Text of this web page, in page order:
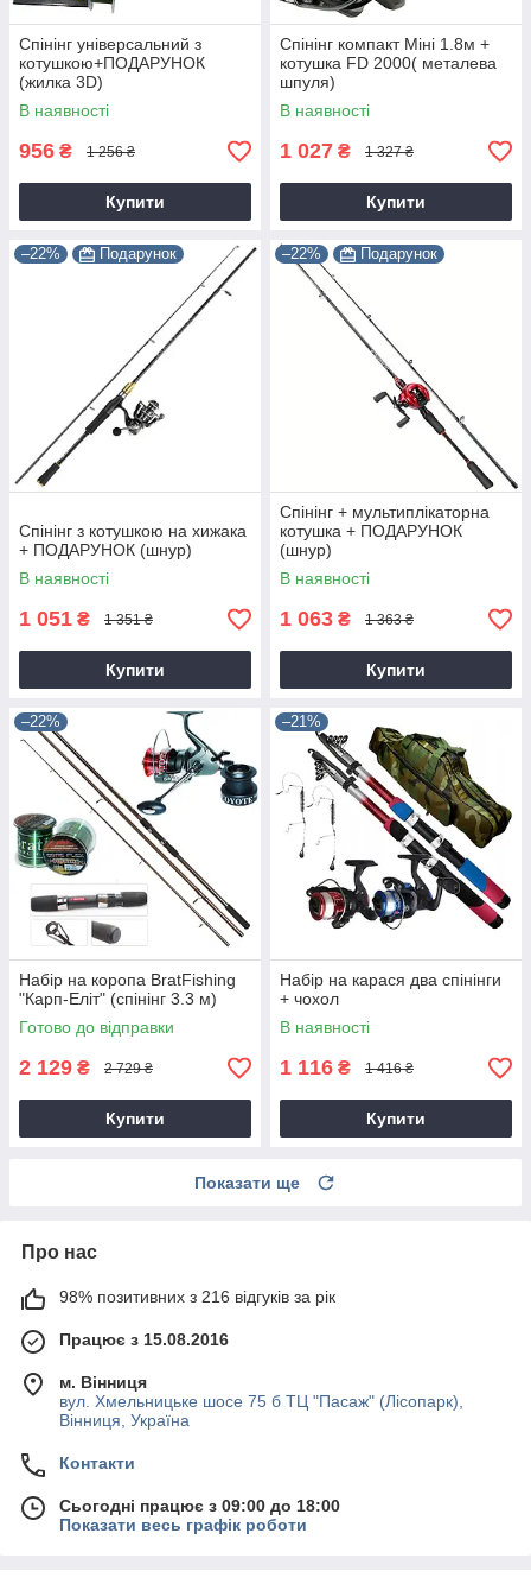
Спінінг універсальний з
котушкою+ПОДАРУНОК
(жилка 3D)
В наявності
956 ₴ 1 256 ₴
Купити
Спінінг компакт Міні 1.8м +
котушка FD 2000( металева
шпуля)
В наявності
1 027 ₴ 1 327 ₴
Купити
–22% Подарунок
Спінінг з котушкою на хижака
+ ПОДАРУНОК (шнур)
В наявності
1 051 ₴ 1 351 ₴
Купити
–22% Подарунок
Спінінг + мультиплікаторна
котушка + ПОДАРУНОК
(шнур)
В наявності
1 063 ₴ 1 363 ₴
Купити
–22%
Набір на коропа BratFishing
"Карп-Еліт" (спінінг 3.3 м)
Готово до відправки
2 129 ₴ 2 729 ₴
Купити
–21%
Набір на карася два спінінги
+ чохол
В наявності
1 116 ₴ 1 416 ₴
Купити
Показати ще
Про нас
98% позитивних з 216 відгуків за рік
Працює з 15.08.2016
м. Вінниця
вул. Хмельницьке шосе 75 б ТЦ "Пасаж" (Лісопарк),
Вінниця, Україна
Контакти
Сьогодні працює з 09:00 до 18:00
Показати весь графік роботи